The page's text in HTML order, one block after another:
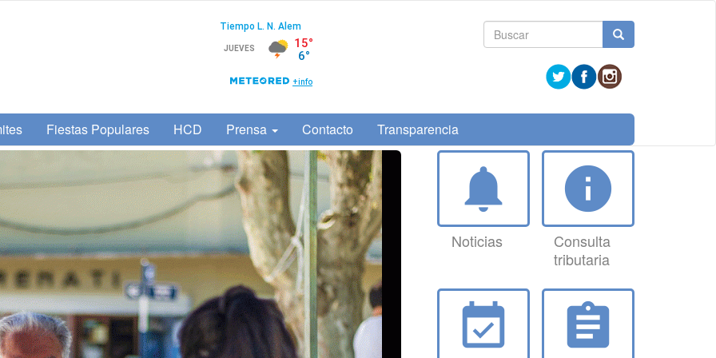
Formulario
búsqueda
Fiestas Populares HCD Prensa Contacto Transparencia
notifications
Noticias
info
Consulta
tributaria
event_available assignment